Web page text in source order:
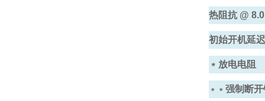
热阻抗 @
初始开机延
﹡放电电阻
﹡ ﹡ 强制断